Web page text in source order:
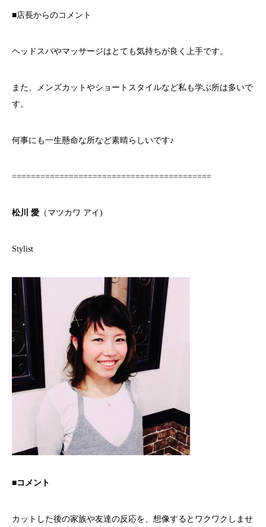
■店長からのコメント
ヘッドスパやマッサージはとても気持ちが良く上手です。
また、メンズカットやショートスタイルなど私も学ぶ所は多いで
す。
何事にも一生懸命な所など素晴らしいです♪
==========================================
松川 愛 （マツカワ アイ)
Stylist
■コメント
カットした後の家族や友達の反応を、想像するとワクワクしませ